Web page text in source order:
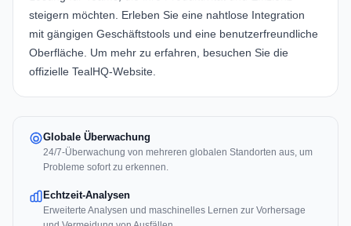
steigern möchten. Erleben Sie eine nahtlose Integration
mit gängigen Geschäftstools und eine benutzerfreundliche
Oberfläche. Um mehr zu erfahren, besuchen Sie die
offizielle TealHQ-Website.
Globale Überwachung
24/7-Überwachung von mehreren globalen Standorten aus, um
Probleme sofort zu erkennen.
Echtzeit-Analysen
Erweiterte Analysen und maschinelles Lernen zur Vorhersage